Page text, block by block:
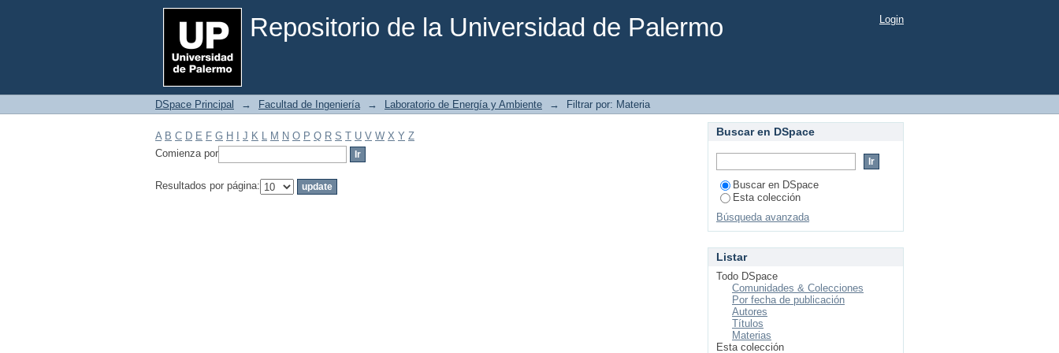
Repositorio de la Universidad de Palermo
Filtrar por: Materia Login
DSpace Principal → Facultad de Ingeniería → Laboratorio de Energía y Ambiente → Filtrar por: Materia
A B C D E F G H J K L M N O P Q R S T U V W X Y Z
Comienza por
Resultados por página:
Buscar en DSpace
Buscar en DSpace
Esta colección
Búsqueda avanzada
Listar
Todo DSpace
Comunidades & Colecciones
Por fecha de publicación
Autores
Títulos
Materias
Esta colección